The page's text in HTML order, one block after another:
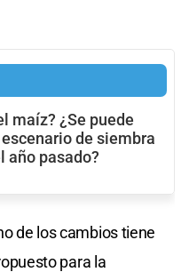
maíz? ¿Se puede
de siembra
año pasado?
de los cambios tiene
para la